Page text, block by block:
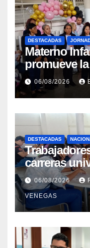
DESTACADAS
Materno
promueve
como un
vida
06/08/2026
DESTACADAS
carreras
convenio
UCV
06/08/2026
VENEGAS